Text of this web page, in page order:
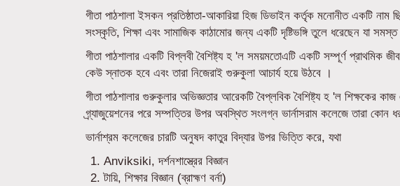
গীতা পাঠশালা ইসকন প্রতিষ্ঠাতা-আকারিয়া হিজ ডিভাইন কর্তৃক মনোনীত একটি নাম
সংস্কৃতি, শিক্ষা এবং সামাজিক কাঠামোর জন্য একটি দৃষ্টিভঙ্গি তুলে ধরেছেন যা
গীতা পাঠশালার একটি বিপ্লবী বৈশিষ্ট্য হ 'ল সময়মতোএটি একটি সম্পূর্ণ প্রাথমিক
কেউ স্নাতক হবে এবং তারা নিজেরাই গুরুকুলা আচার্য হয়ে উঠবে ।
গীতা পাঠশালার গুরুকুলার অভিজ্ঞতার আরেকটি বৈপ্লবিক বৈশিষ্ট্য হ 'ল শিক্ষকের
গ্র্যাজুয়েশনের পরে সম্পত্তির উপর অবস্থিত সংলগ্ন ভার্নাসরাম কলেজে তারা কোন
ভার্নাশ্রম কলেজের চারটি অনুষদ কাতুর বিদ্যার উপর ভিত্তি করে, যথা
Anviksiki, দর্শনশাস্ত্রের বিজ্ঞান
টায়ি, শিক্ষার বিজ্ঞান (ব্রাহ্মণ বর্না)